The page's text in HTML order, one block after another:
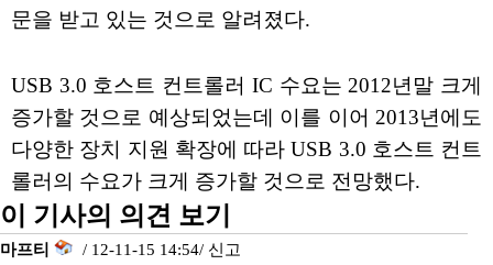
문을 받고 있는 것으로 알려졌다.
USB 3.0 호스트 컨트롤러 IC 수요는 2012년말 크게
증가할 것으로 예상되었는데 이를 이어 2013년에도
다양한 장치 지원 확장에 따라 USB 3.0 호스트 컨트
롤러의 수요가 크게 증가할 것으로 전망했다.
이 기사의 의견 보기
마프티 / 12-11-15 14:54/ 신고